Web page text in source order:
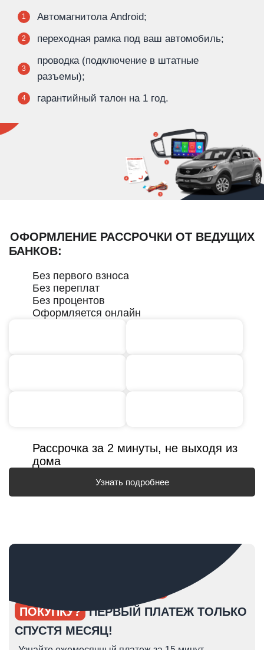
1 Автомагнитола Android;
2 переходная рамка под ваш автомобиль;
3
проводка (подключение в штатные
разъемы);
4 гарантийный талон на 1 год.
ОФОРМЛЕНИЕ РАССРОЧКИ ОТ ВЕДУЩИХ
БАНКОВ:
Без первого взноса
Без переплат
Без процентов
Оформляется онлайн
Рассрочка за 2 минуты, не выходя из
дома
Узнать подробнее
ПОКУПКУ? ПЕРВЫЙ ПЛАТЕЖ ТОЛЬКО
СПУСТЯ МЕСЯЦ!